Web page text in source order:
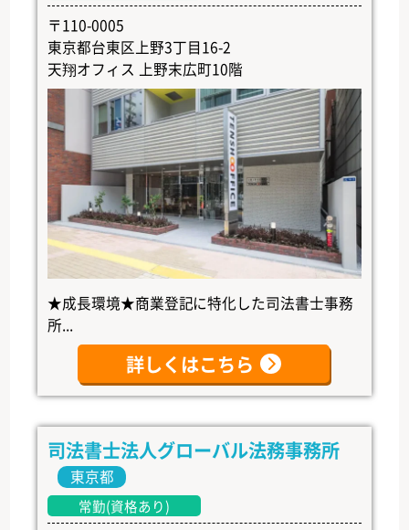
〒110-0005
東京都台東区上野3丁目16-2
天翔オフィス 上野末広町10階
★成長環境★商業登記に特化した司法書士事務
所...
詳しくはこちら
司法書士法人グローバル法務事務所
東京都
常勤(資格あり)